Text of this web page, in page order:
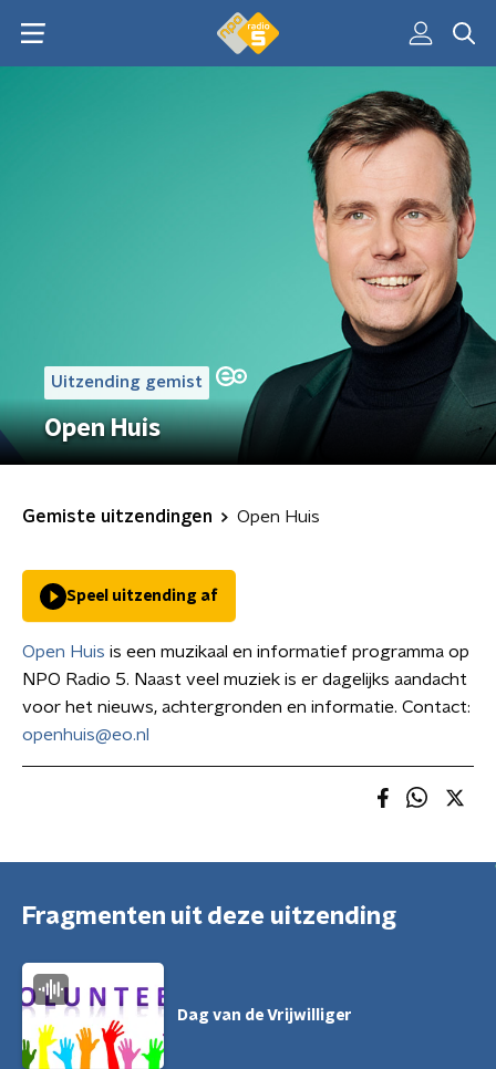
Uitzending gemist
Open Huis
Gemiste uitzendingen Open Huis
Speel uitzending af
Open Huis is een muzikaal en informatief programma op
NPO Radio 5. Naast veel muziek is er dagelijks aandacht
voor het nieuws, achtergronden en informatie. Contact:
openhuis@eo.nl
Fragmenten uit deze uitzending
Dag van de Vrijwilliger